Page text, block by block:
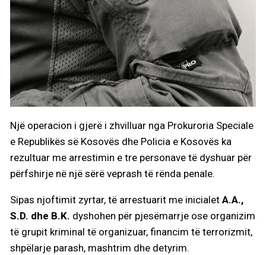
Një operacion i gjerë i zhvilluar nga Prokuroria Speciale
e Republikës së Kosovës dhe Policia e Kosovës ka
rezultuar me arrestimin e tre personave të dyshuar për
përfshirje në një sërë veprash të rënda penale.
Sipas njoftimit zyrtar, të arrestuarit me inicialet A.A.,
S.D. dhe B.K. dyshohen për pjesëmarrje ose organizim
të grupit kriminal të organizuar, financim të terrorizmit,
shpëlarje parash, mashtrim dhe detyrim.